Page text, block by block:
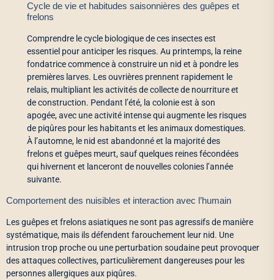
Cycle de vie et habitudes saisonnières des guêpes et
frelons
Comprendre le cycle biologique de ces insectes est
essentiel pour anticiper les risques. Au printemps, la reine
fondatrice commence à construire un nid et à pondre les
premières larves. Les ouvrières prennent rapidement le
relais, multipliant les activités de collecte de nourriture et
de construction. Pendant l’été, la colonie est à son
apogée, avec une activité intense qui augmente les risques
de piqûres pour les habitants et les animaux domestiques.
À l’automne, le nid est abandonné et la majorité des
frelons et guêpes meurt, sauf quelques reines fécondées
qui hivernent et lanceront de nouvelles colonies l’année
suivante.
Comportement des nuisibles et interaction avec l’humain
Les guêpes et frelons asiatiques ne sont pas agressifs de manière
systématique, mais ils défendent farouchement leur nid. Une
intrusion trop proche ou une perturbation soudaine peut provoquer
des attaques collectives, particulièrement dangereuses pour les
personnes allergiques aux piqûres.